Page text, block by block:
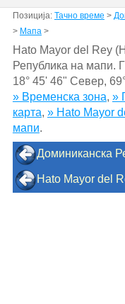
Позиција: Тачно време >
> Мапа>
Hato Mayor del Rey
Република на мапи.
18° 45' 46" Север,
» Временска зона, »
карта, » Hato Mayor
мапи.
Доминиканска
Hato Mayor del